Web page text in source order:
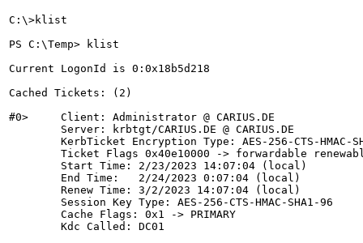
C:\>klist
PS C:\Temp> klist
Current LogonId is 0:0x18b5d218
Cached Tickets: (2)
#0>     Client: Administrator @ CARIUS.DE
        Server: krbtgt/CARIUS.DE @ CARIUS.DE
KerbTicket Encryption Type: AES-256-CTS-HMAC-
Ticket Flags 0x40e10000 -> forwardable
        Start Time: 2/23/2023 14:07:04 (local)
        End Time:   2/24/2023 0:07:04 (local)
        Renew Time: 3/2/2023 14:07:04 (local)
        Session Key Type: AES-256-CTS-HMAC-SHA1-96
        Cache Flags: 0x1 -> PRIMARY
        Kdc Called: DC01